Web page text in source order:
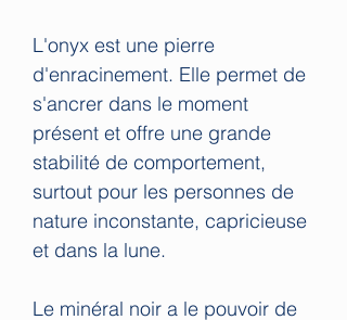
L'onyx est une pierre
d'enracinement. Elle permet de
s'ancrer dans le moment
présent et offre une grande
stabilité de comportement,
surtout pour les personnes de
nature inconstante, capricieuse
et dans la lune.
Le minéral noir a le pouvoir de